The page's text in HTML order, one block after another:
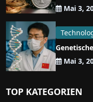
Mai 3,
Mai 3,
TOP KATEGORIEN